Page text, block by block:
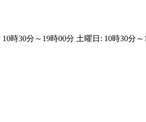
時30分～19時00分 土曜日: 10時30分